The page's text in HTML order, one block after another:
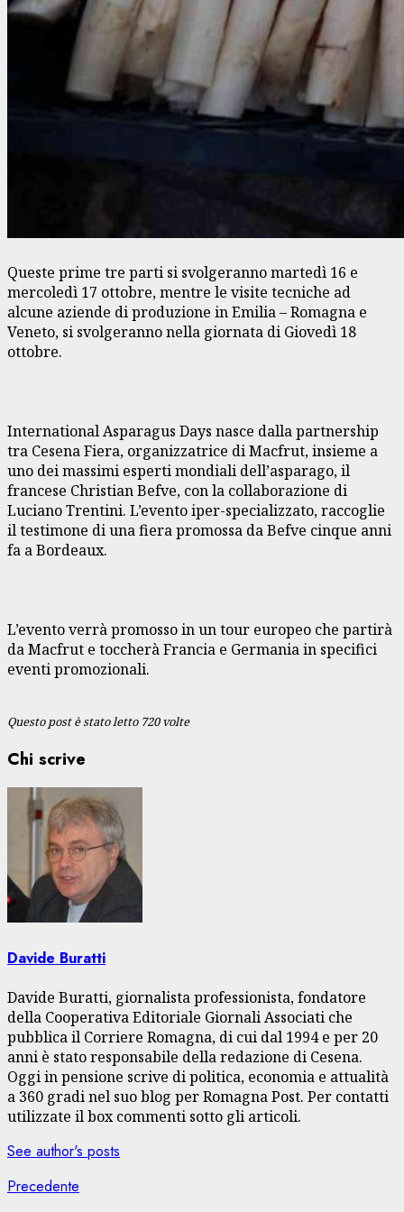
Queste prime tre parti si svolgeranno martedì 16 e
mercoledì 17 ottobre, mentre le visite tecniche ad
alcune aziende di produzione in Emilia – Romagna e
Veneto, si svolgeranno nella giornata di Giovedì 18
ottobre.
International Asparagus Days nasce dalla partnership
tra Cesena Fiera, organizzatrice di Macfrut, insieme a
uno dei massimi esperti mondiali dell’asparago, il
francese Christian Befve, con la collaborazione di
Luciano Trentini. L’evento iper-specializzato, raccoglie
il testimone di una fiera promossa da Befve cinque anni
fa a Bordeaux.
L’evento verrà promosso in un tour europeo che partirà
da Macfrut e toccherà Francia e Germania in specifici
eventi promozionali.
Questo post è stato letto 720 volte
Chi scrive
Davide Buratti
Davide Buratti, giornalista professionista, fondatore
della Cooperativa Editoriale Giornali Associati che
pubblica il Corriere Romagna, di cui dal 1994 e per 20
anni è stato responsabile della redazione di Cesena.
Oggi in pensione scrive di politica, economia e attualità
a 360 gradi nel suo blog per Romagna Post. Per contatti
utilizzate il box commenti sotto gli articoli.
See author's posts
Navigazione
Precedente